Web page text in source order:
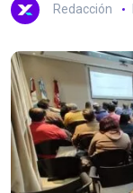
Redacción